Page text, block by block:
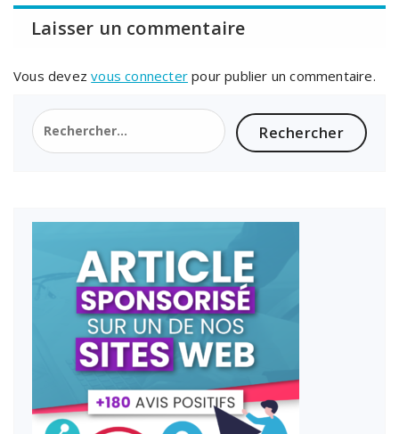
Laisser un commentaire
Vous devezvous connecter pour publier un commentaire.
Rechercher :